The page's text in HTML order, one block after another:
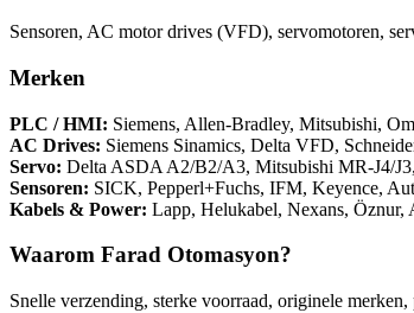
Sensoren, AC motor drives (VFD), servomotoren,
Merken
PLC / HMI: Siemens, Allen-Bradley, Mitsubishi,
AC Drives: Siemens Sinamics, Delta VFD,
Servo: Delta ASDA A2/B2/A3, Mitsubishi MR-J4/
Sensoren: SICK, Pepperl+Fuchs, IFM, Keyence,
Kabels & Power: Lapp, Helukabel, Nexans, Öznur,
Waarom Farad Otomasyon?
Snelle verzending, sterke voorraad, originele